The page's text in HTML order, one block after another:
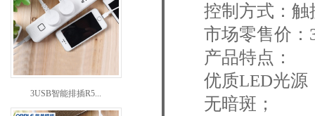
3USB智能排插R5...
控制方式：
市场零售价：
产品特点：
优质LED光源
无暗斑；